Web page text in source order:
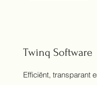
Twinq Software
Efficiënt, transparant